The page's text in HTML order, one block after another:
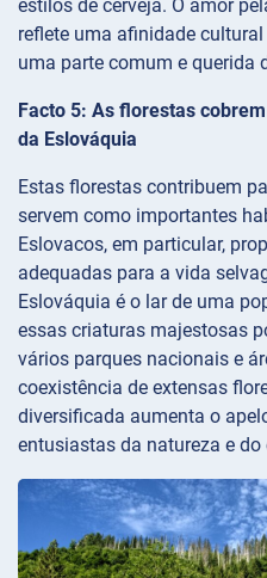
estilos de cerveja. O amor
reflete uma afinidade
uma parte comum e querida
Facto 5: As florestas
da Eslováquia
Estas florestas contribuem
servem como importantes
Eslovacos, em particular,
adequadas para a vida
Eslováquia é o lar de uma
essas criaturas majestosas
vários parques nacionais e
coexistência de extensas
diversificada aumenta o
entusiastas da natureza e do